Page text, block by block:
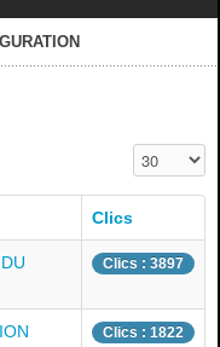
Affichage #
Clics
Clics : 3897
Clics : 1822